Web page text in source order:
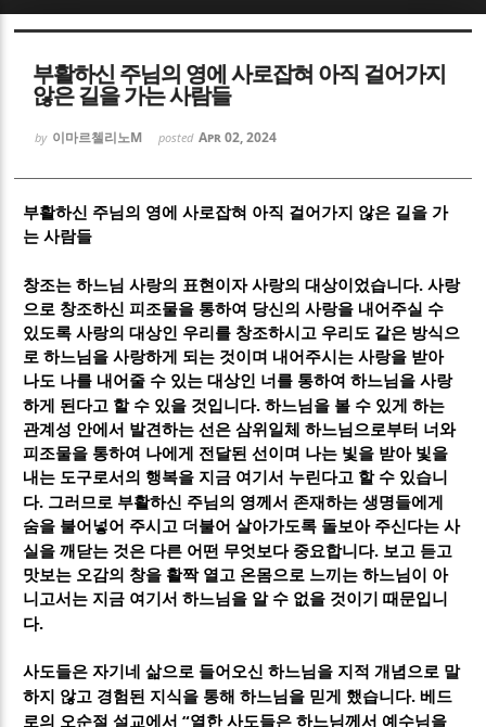
부활하신 주님의 영에 사로잡혀 아직 걸어가지
않은 길을 가는 사람들
by 이마르첼리노M posted Apr 02, 2024
부활하신 주님의 영에 사로잡혀 아직 걸어가지 않은 길을 가
는 사람들
창조는 하느님 사랑의 표현이자 사랑의 대상이었습니다.사랑
으로 창조하신 피조물을 통하여 당신의 사랑을 내어주실 수
있도록 사랑의 대상인 우리를 창조하시고 우리도 같은 방식으
로 하느님을 사랑하게 되는 것이며 내어주시는 사랑을 받아
나도 나를 내어줄 수 있는 대상인 너를 통하여 하느님을 사랑
하게 된다고 할 수 있을 것입니다.하느님을 볼 수 있게 하는
관계성 안에서 발견하는 선은 삼위일체 하느님으로부터 너와
피조물을 통하여 나에게 전달된 선이며 나는 빛을 받아 빛을
내는 도구로서의 행복을 지금 여기서 누린다고 할 수 있습니
다. 그러므로 부활하신 주님의 영께서 존재하는 생명들에게
숨을 불어넣어 주시고 더불어 살아가도록 돌보아 주신다는 사
실을 깨닫는 것은 다른 어떤 무엇보다 중요합니다. 보고 듣고
맛보는 오감의 창을 활짝 열고 온몸으로 느끼는 하느님이 아
니고서는 지금 여기서 하느님을 알 수 없을 것이기 때문입니
다.
사도들은 자기네 삶으로 들어오신 하느님을 지적 개념으로 말
하지 않고 경험된 지식을 통해 하느님을 믿게 했습니다.베드
로의 오순절 설교에서“열한 사도들은 하느님께서 예수님을
Sketchbook5, 스케치북5
Sketchbook5, 스케치북5
Sketchbook5, 스케치북5
Sketchbook5, 스케치북5